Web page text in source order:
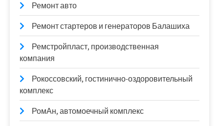
Ремонт авто
Ремонт стартеров и генераторов Балашиха
Ремстройпласт, производственная
компания
Рокоссовский, гостинично-оздоровительный
комплекс
РомАн, автомоечный комплекс